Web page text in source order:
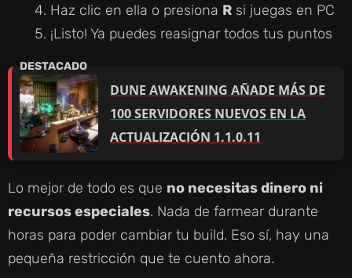
Haz clic en ella o presiona R si juegas en PC
¡Listo! Ya puedes reasignar todos tus puntos
DUNE AWAKENING AÑADE MÁS DE
100 SERVIDORES NUEVOS EN LA
ACTUALIZACIÓN 1.1.0.11
Lo mejor de todo es que no necesitas dinero ni
recursos especiales. Nada de farmear durante
horas para poder cambiar tu build. Eso sí, hay una
pequeña restricción que te cuento ahora.